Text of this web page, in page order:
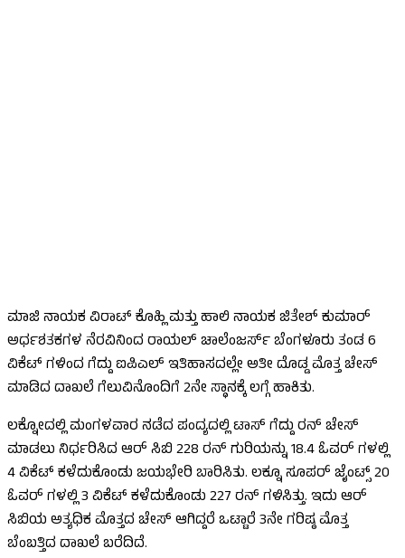
ಮಾಜಿ ನಾಯಕ ವಿರಾಟ್ ಕೊಹ್ಲಿ ಮತ್ತು ಹಾಲಿ ನಾಯಕ ಜಿತೇಶ್ ಕುಮಾರ್
ಅರ್ಧಶತಕಗಳ ನೆರವಿನಿಂದ ರಾಯಲ್ ಚಾಲೆಂಜರ್ಸ್ ಬೆಂಗಳೂರು ತಂಡ 6
ವಿಕೆಟ್ ಗಳಿಂದ ಗೆದ್ದು ಐಪಿಎಲ್ ಇತಿಹಾಸದಲ್ಲೇ ಅತೀ ದೊಡ್ಡ ಮೊತ್ತ ಚೇಸ್
ಮಾಡಿದ ದಾಖಲೆ ಗೆಲುವಿನೊಂದಿಗೆ 2ನೇ ಸ್ಥಾನಕ್ಕೆ ಲಗ್ಗೆ ಹಾಕಿತು.
ಲಕ್ನೋದಲ್ಲಿ ಮಂಗಳವಾರ ನಡೆದ ಪಂದ್ಯದಲ್ಲಿ ಟಾಸ್ ಗೆದ್ದು ರನ್ ಚೇಸ್
ಮಾಡಲು ನಿರ್ಧರಿಸಿದ ಆರ್ ಸಿಬಿ 228 ರನ್ ಗುರಿಯನ್ನು 18.4 ಓವರ್ ಗಳಲ್ಲಿ
4 ವಿಕೆಟ್ ಕಳೆದುಕೊಂಡು ಜಯಭೇರಿ ಬಾರಿಸಿತು. ಲಕ್ನೂ ಸೂಪರ್ ಜೈಂಟ್ಸ್ 20
ಓವರ್ ಗಳಲ್ಲಿ 3 ವಿಕೆಟ್ ಕಳೆದುಕೊಂಡು 227 ರನ್ ಗಳಿಸಿತ್ತು. ಇದು ಆರ್
ಸಿಬಿಯ ಅತ್ಯಧಿಕ ಮೊತ್ತದ ಚೇಸ್ ಆಗಿದ್ದರೆ ಒಟ್ಟಾರೆ 3ನೇ ಗರಿಷ್ಠ ಮೊತ್ತ
ಬೆಂಬತ್ತಿದ ದಾಖಲೆ ಬರೆದಿದೆ.